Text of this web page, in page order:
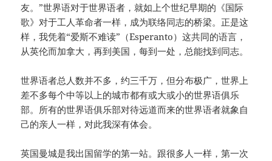
友。”世界语对于世界语者，就如上个世纪早期的《国际
歌》对于工人革命者一样，成为联络同志的桥梁。正是这
样，我凭着“爱斯不难读”（Esperanto）这共同的语言，
从英伦而加拿大，再到美国，每到一处，总能找到同志。
世界语者总人数并不多，约三千万，但分布极广，世界上
差不多每个中等以上的城市都有或大或小的世界语俱乐
部。所有的世界语俱乐部对待远道而来的世界语者就象自
己的亲人一样，对此我深有体会。
英国曼城是我出国留学的第一站。跟很多人一样，第一次